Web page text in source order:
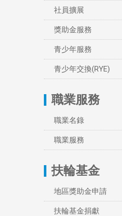
社員擴展
獎助金服務
青少年服務
青少年交換(RYE)
職業服務
職業名錄
職業服務
扶輪基金
地區獎助金申請
扶輪基金捐獻